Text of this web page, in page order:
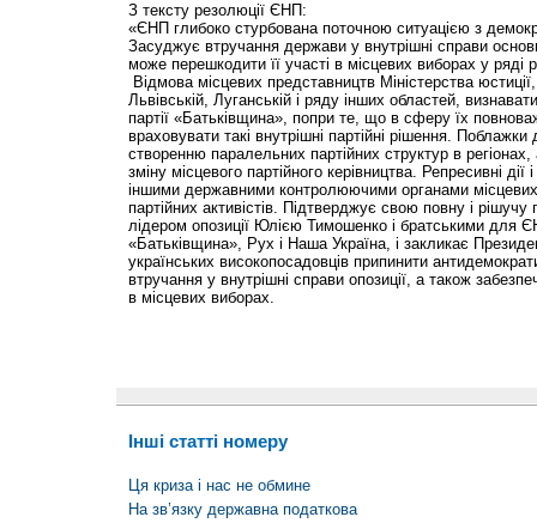
З тексту резолюції ЄНП:
«ЄНП глибоко стурбована поточною ситуацією з
Засуджує втручання держави у внутрішні справи
може перешкодити її участі в місцевих виборах у ряді
Відмова місцевих представництв Міністерства
Львівській, Луганській і ряду інших областей,
партії «Батьківщина», попри те, що в сферу їх
враховувати такі внутрішні партійні рішення.
створенню паралельних партійних структур в
зміну місцевого партійного керівництва. Репресивні
іншими державними контролюючими органами місцевих
партійних активістів. Під­тверджує свою повну і рішучу
лідером опозиції Юлією Тимошенко і братськими для
«Батьківщина», Рух і Наша Україна, і закликає
українських високопосадовців припинити
втручання у внутрішні справи опозиції, а також
в місцевих виборах.
Інші статті номеру
Ця криза і нас не обмине
На зв’язку державна податкова